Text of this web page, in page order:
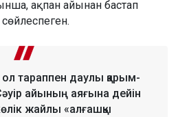
ақпан айынан бастап
тараппен даулы қарым-
айының аяғына дейін
жайлы «алғашқы